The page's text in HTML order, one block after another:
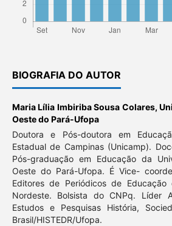
BIOGRAFIA DO AUTOR
Maria Lília Imbiriba Sousa Colares,
Oeste do Pará-Ufopa
Doutora e Pós-doutora em
Estadual de Campinas (Unicamp).
Pós-graduação em Educação da
Oeste do Pará-Ufopa. É Vice-
Editores de Periódicos de
Nordeste. Bolsista do CNPq. Líder
Estudos e Pesquisas História,
Brasil/HISTEDR/Ufopa.